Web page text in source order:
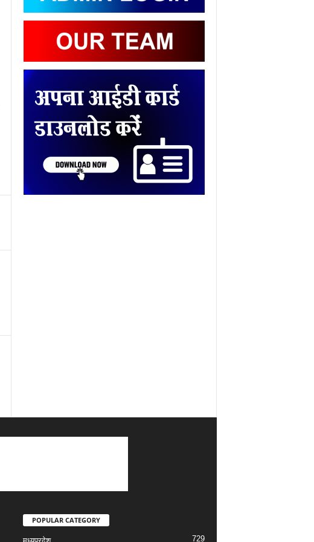
POPULAR CATEGORY
729